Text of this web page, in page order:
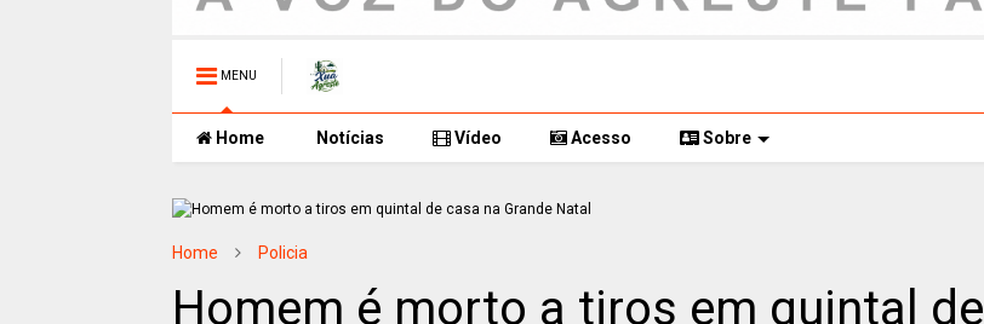
MENU
Home Notícias Vídeo Acesso Sobre
Home Policia
Homem é morto a tiros em quintal de